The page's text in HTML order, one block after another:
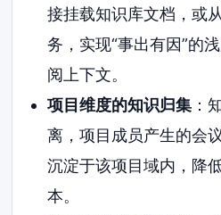
接挂载知识库文档，或
务，实现“事出有因”的
阅上下文。
项目维度的知识归集：
离，项目成员产生的会
沉淀于该项目域内，降
本。